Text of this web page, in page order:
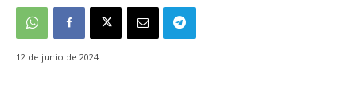
12 de junio de 2024